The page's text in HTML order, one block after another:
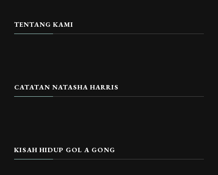
TENTANG KAMI
CATATAN NATASHA HARRIS
KISAH HIDUP GOL A GONG